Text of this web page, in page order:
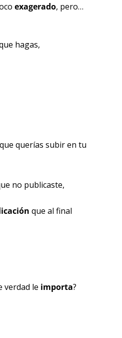
exagerado, pero…
hagas,
que querías subir en tu
no publicaste,
que al final
verdad le importa?